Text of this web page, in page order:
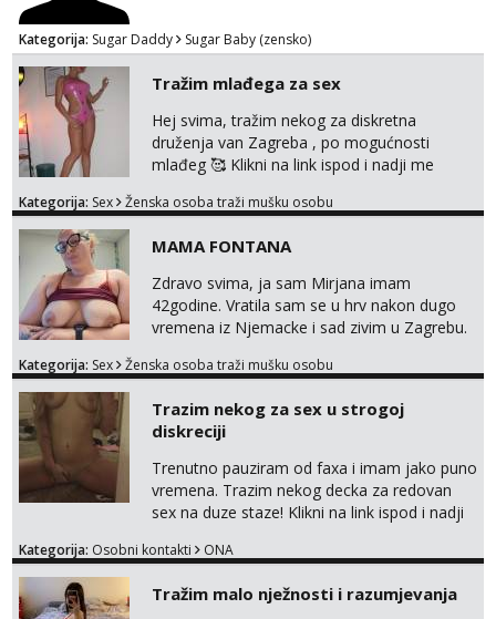
Kategorija: Sugar Daddy Sugar Baby (zensko)
Tražim mlađega za sex
Hej svima, tražim nekog za diskretna
druženja van Zagreba , po mogućnosti
mlađeg 🥰 Klikni na link ispod i nadji me
Kategorija: Sex Ženska osoba traži mušku osobu
MAMA FONTANA
Zdravo svima, ja sam Mirjana imam
42godine. Vratila sam se u hrv nakon dugo
vremena iz Njemacke i sad zivim u Zagrebu.
fistinga, prskanja, pusenja i guranja dilda,
raditi u javnosti na poslu ;) Radim
videopozive i dopisivanja u kojem
razmjenimo slike, video, glasovne...
Prodajem i svoj donji ves a ako mogu isp...
Kategorija: Sex Ženska osoba traži mušku osobu
Trazim nekog za sex u strogoj
diskreciji
Trenutno pauziram od faxa i imam jako puno
vremena. Trazim nekog decka za redovan
sex na duze staze! Klikni na link ispod i nadji
Kategorija: Osobni kontakti ONA
Tražim malo nježnosti i razumjevanja